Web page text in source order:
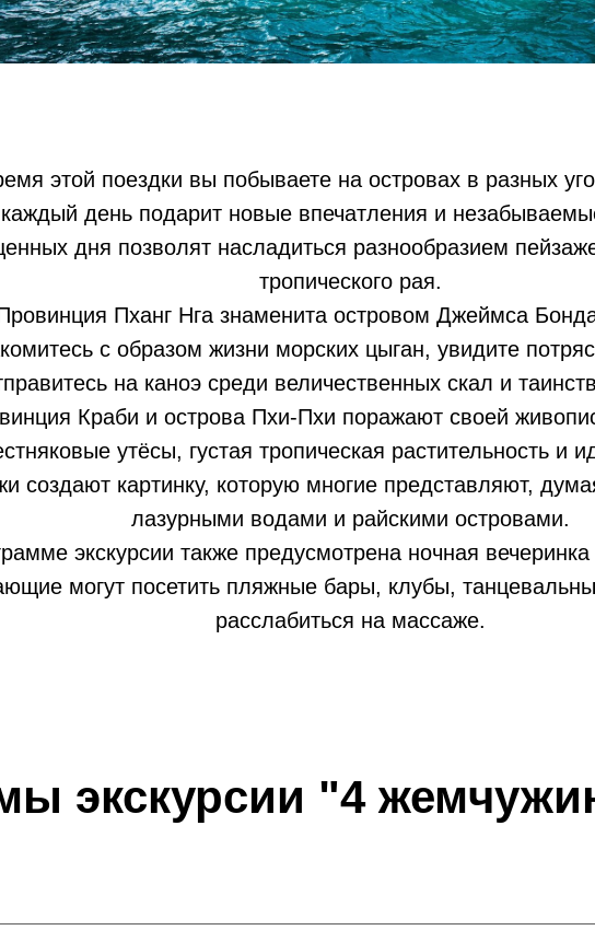
этой поездки вы побываете на островах в разных
каждый день подарит новые впечатления и
дня позволят насладиться разнообразием
тропического рая.
Пханг Нга знаменита островом Джеймса
с образом жизни морских цыган, увидите
на каноэ среди величественных скал и
Краби и острова Пхи-Пхи поражают своей
утёсы, густая тропическая растительность и
создают картинку, которую многие представляют,
лазурными водами и райскими островами.
экскурсии также предусмотрена ночная
могут посетить пляжные бары, клубы,
расслабиться на массаже.
экскурсии "4